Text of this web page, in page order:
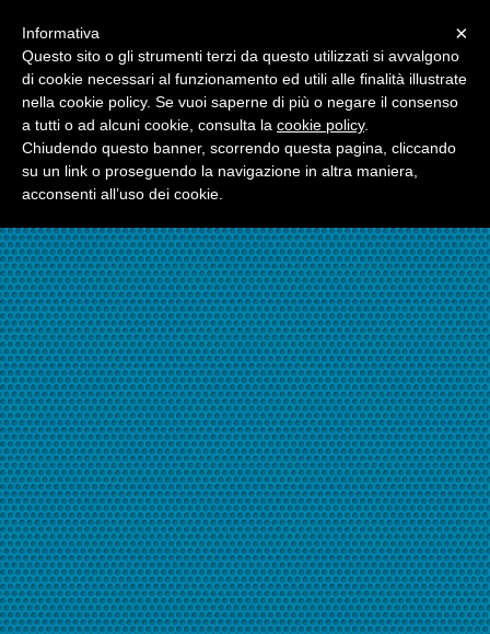
☎324.7403485
×
Informativa
Questo sito o gli strumenti terzi da questo utilizzati si avvalgono
di cookie necessari al funzionamento ed utili alle finalità illustrate
nella cookie policy. Se vuoi saperne di più o negare il consenso
a tutti o ad alcuni cookie, consulta la cookie policy.
Chiudendo questo banner, scorrendo questa pagina, cliccando
su un link o proseguendo la navigazione in altra maniera,
acconsenti all’uso dei cookie.